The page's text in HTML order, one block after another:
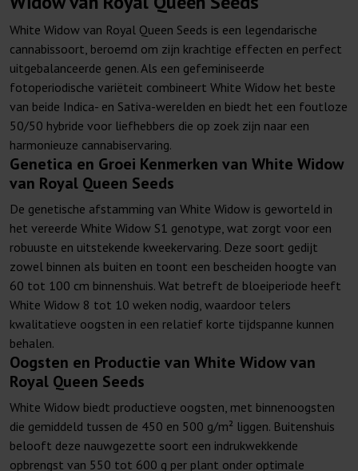
White Widow van Royal Queen Seeds is een legendarische
cannabissoort, beroemd om zijn krachtige effecten en perfect
uitgebalanceerde genen. Als een gefeminiseerde
fotoperiodische variëteit combineert White Widow het beste
van beide Indica- en Sativa-werelden en biedt het een foutloze
50/50 hybride voor liefhebbers die op zoek zijn naar een
harmonieuze cannabiservaring.
Genetica en Groei Kenmerken van White Widow
van Royal Queen Seeds
De genetische afstamming van White Widow is geworteld in
het vereerde White Widow S1 genotype, wat zorgt voor een
robuuste en uitstekende kweekervaring. Deze soort gedijt
zowel binnen als buiten en toont een bescheiden hoogte van
60 tot 100 cm binnenshuis. Wat betreft de bloeiperiode heeft
White Widow 8 tot 10 weken nodig, waardoor telers
kwalitatieve oogsten in een relatief korte tijdspanne kunnen
behalen.
Oogsten en Productie van White Widow van
Royal Queen Seeds
White Widow biedt productieve oogsten, met binnenoogsten
die gemiddeld tussen de 450 en 500 g/m² liggen. Buitenshuis
belooft deze nauwgezette soort een indrukwekkende
opbrengst van 550 tot 600 g per plant onder optimale